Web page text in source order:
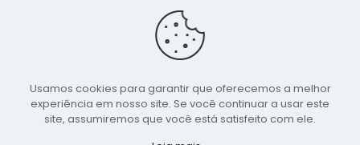
Centro, São Bento do Una - PE. CEP: 553370-128
TELEFONE: (81) 99548-1569
E-MAIL: ouvidoria@saobentodouna.pe.gov.br
Copyright 2021-2026 - Assessoria de Comunicação da
Prefeitura de São Bento do Una - PE
Usamos cookies para garantir que oferecemos a melhor
experiência em nosso site. Se você continuar a usar este
site, assumiremos que você está satisfeito com ele.